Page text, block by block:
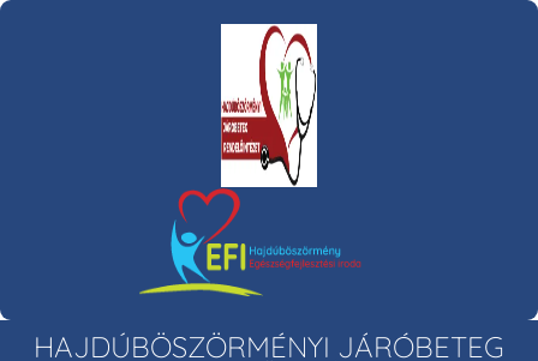
HAJDÚBÖSZÖRMÉNYI JÁRÓBETEG